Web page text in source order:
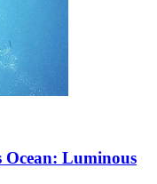
Ocean: Luminous